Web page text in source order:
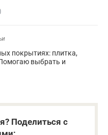
покрытиях: плитка,
выбрать и
Поделиться с